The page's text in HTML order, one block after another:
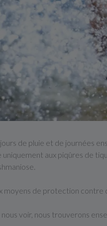
de pluie et de journées
uniquement aux piqûres de
moyens de protection contre
voir, nous trouverons